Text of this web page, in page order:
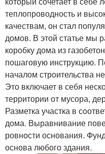
теплопроводность и
качествам, он стал
домов. В этой статье мы
коробку дома из
пошаговую инструкцию.
началом строительства
Это включает в себя
территории от мусора,
Разметка участка в
дома. Выравнивание
ровности основания.
основа любого здания.